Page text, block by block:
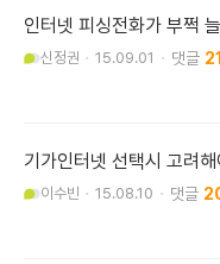
인터넷 피싱전화가 부쩍
신정권 15.09.01
기가인터넷 선택시 고려
이수빈 15.08.10